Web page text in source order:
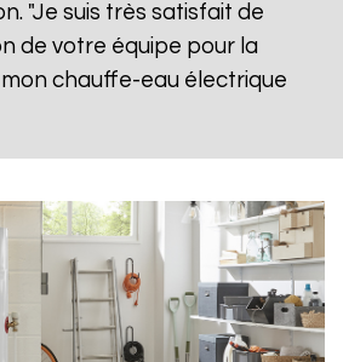
"Je suis très satisfait de
de votre équipe pour la
chauffe-eau électrique